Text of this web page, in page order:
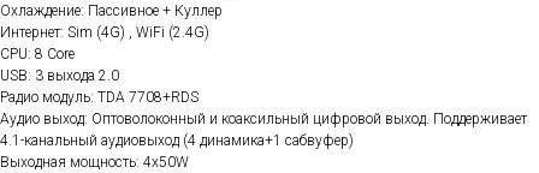
Охлаждение: Пассивное + Куллер
Интернет: Sim (4G) , WiFi (2.4G)
CPU: 8 Core
USB: 3 выхода 2.0
Радио модуль: TDA 7708+RDS
Аудио выход: Оптоволоконный и коаксильный цифровой выход. Поддерживает
4.1-канальный аудиовыход (4 динамика+1 сабвуфер)
Выходная мощность: 4x50W